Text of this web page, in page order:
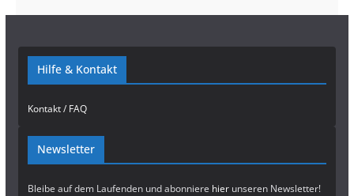
Hilfe & Kontakt
Kontakt / FAQ
Newsletter
Bleibe auf dem Laufenden und abonniere hierunseren Newsletter!